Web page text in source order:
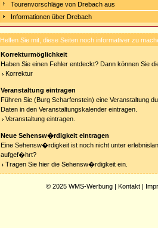
Tourenvorschläge von Drebach aus
Informationen über Drebach
Helfen Sie mit, diese Seiten noch informativer zu
Korrekturmöglichkeit
Haben Sie einen Fehler entdeckt? Dann können Sie
Korrektur
Veranstaltung eintragen
Führen Sie (Burg Scharfenstein) eine Veranstaltung
Daten in den Veranstaltungskalender eintragen.
Veranstaltung eintragen.
Neue Sehensw�rdigkeit eintragen
Eine Sehensw�rdigkeit ist noch nicht unter
aufgef�hrt?
Tragen Sie hier die Sehensw�rdigkeit ein.
© 2025 WMS-Werbung | Kontakt |